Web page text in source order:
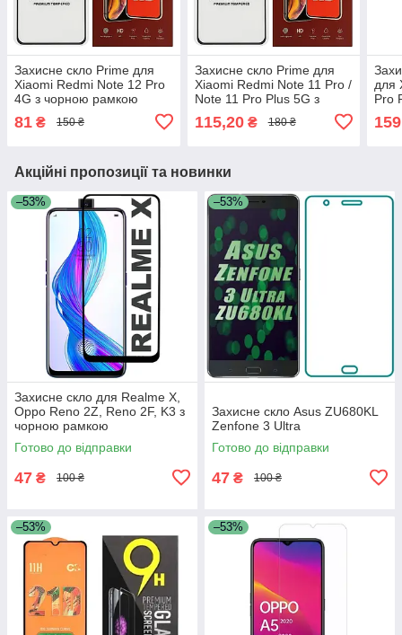
Захисне скло Prime для
Xiaomi Redmi Note 12 Pro
4G з чорною рамкою
81 ₴ 150 ₴
Захисне скло Prime для
Xiaomi Redmi Note 11 Pro /
Note 11 Pro Plus 5G з
115,20₴ 180 ₴
для
Pro
159
Акційні пропозиції та новинки
–53%
Захисне скло для Realme X,
Oppo Reno 2Z, Reno 2F, K3 з
чорною рамкою
Готово до відправки
47 ₴ 100 ₴
–53%
Захисне скло Asus ZU680KL
Zenfone 3 Ultra
Готово до відправки
47 ₴ 100 ₴
–53% –53%